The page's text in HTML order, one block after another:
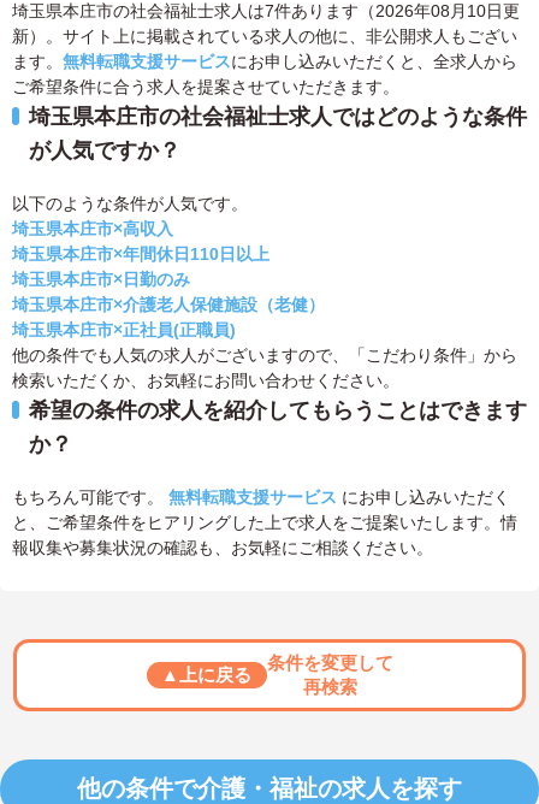
埼玉県本庄市の社会福祉士求人は7件あります（2026年08月10日更
新）。サイト上に掲載されている求人の他に、非公開求人もござい
ます。 無料転職支援サービスにお申し込みいただくと、全求人から
ご希望条件に合う求人を提案させていただきます。
埼玉県本庄市の社会福祉士求人ではどのような条件
が人気ですか？
以下のような条件が人気です。
埼玉県本庄市×高収入
埼玉県本庄市×年間休日110日以上
埼玉県本庄市×日勤のみ
埼玉県本庄市×介護老人保健施設（老健）
埼玉県本庄市×正社員(正職員)
他の条件でも人気の求人がございますので、「こだわり条件」から
検索いただくか、お気軽にお問い合わせください。
希望の条件の求人を紹介してもらうことはできます
か？
もちろん可能です。 無料転職支援サービス にお申し込みいただく
と、ご希望条件をヒアリングした上で求人をご提案いたします。情
報収集や募集状況の確認も、お気軽にご相談ください。
▲上に戻る
条件を変更して
再検索
他の条件で介護・福祉の求人を探す